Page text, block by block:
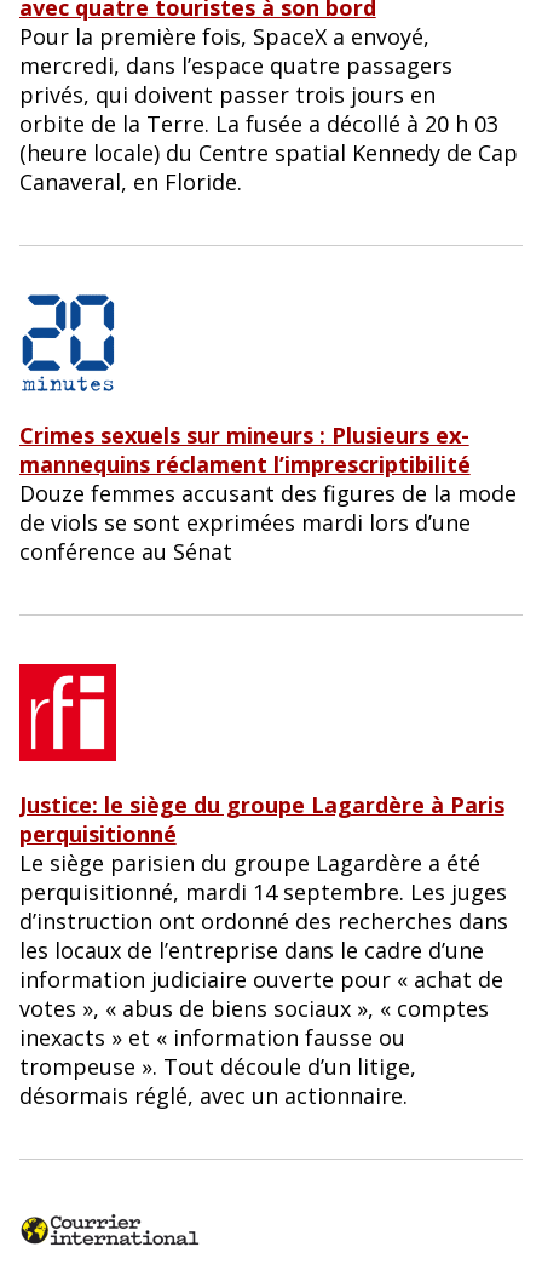
avec quatre touristes à son bord
Pour la première fois, SpaceX a envoyé,
mercredi, dans l’espace quatre passagers
privés, qui doivent passer trois jours en
orbite de la Terre. La fusée a décollé à 20 h 03
(heure locale) du Centre spatial Kennedy de Cap
Canaveral, en Floride.
Crimes sexuels sur mineurs : Plusieurs ex-
mannequins réclament l’imprescriptibilité
Douze femmes accusant des figures de la mode
de viols se sont exprimées mardi lors d’une
conférence au Sénat
Justice: le siège du groupe Lagardère à Paris
perquisitionné
Le siège parisien du groupe Lagardère a été
perquisitionné, mardi 14 septembre. Les juges
d’instruction ont ordonné des recherches dans
les locaux de l’entreprise dans le cadre d’une
information judiciaire ouverte pour « achat de
votes », « abus de biens sociaux », « comptes
inexacts » et « information fausse ou
trompeuse ». Tout découle d’un litige,
désormais réglé, avec un actionnaire.